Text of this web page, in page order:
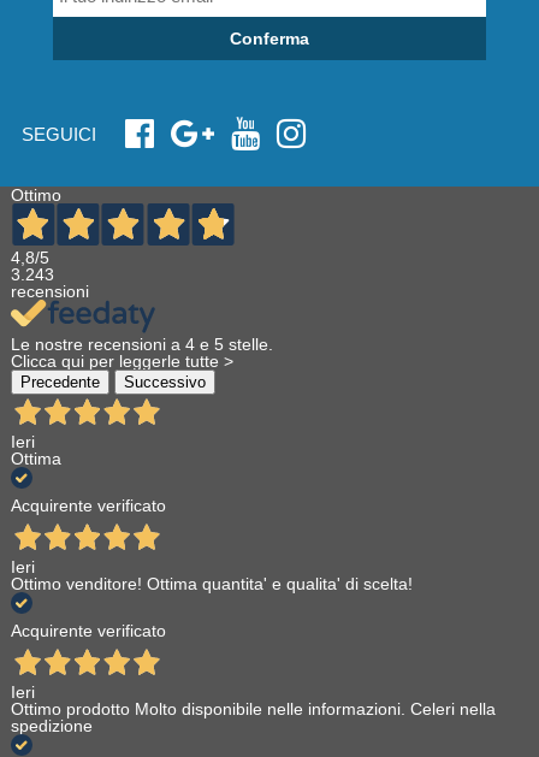
Conferma
SEGUICI
Ottimo
4,8/5
3.243
recensioni
Le nostre recensioni a 4 e 5 stelle.
Clicca qui per leggerle tutte >
Precedente Successivo
Ieri
Ottima
Acquirente verificato
Ieri
Ottimo venditore! Ottima quantita' e qualita' di scelta!
Acquirente verificato
Ieri
Ottimo prodotto Molto disponibile nelle informazioni. Celeri nella
spedizione